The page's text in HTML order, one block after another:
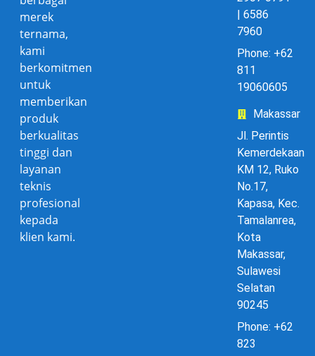
merek
ternama,
kami
berkomitmen
untuk
memberikan
produk
berkualitas
tinggi dan
layanan
teknis
profesional
kepada
klien kami.
| 6586
7960
Phone: +62
811
19060605
Makassar
Jl. Perintis
Kemerdekaan
KM 12, Ruko
No.17,
Kapasa, Kec.
Tamalanrea,
Kota
Makassar,
Sulawesi
Selatan
90245
Phone: +62
823